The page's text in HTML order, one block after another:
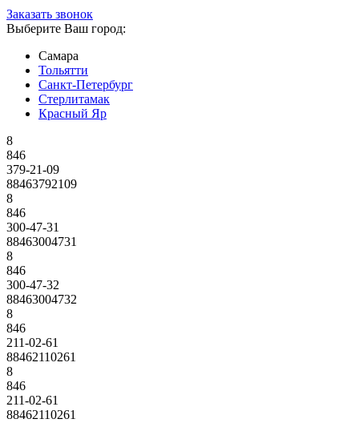
Заказать звонок
Выберите Ваш город:
Самара
Тольятти
Санкт-Петербург
Стерлитамак
Красный Яр
8
846
379-21-09
88463792109
8
846
300-47-31
88463004731
8
846
300-47-32
88463004732
8
846
211-02-61
88462110261
8
846
211-02-61
88462110261